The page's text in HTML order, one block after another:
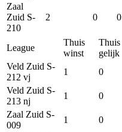
Zaal
Zuid S-
210
2 0 0
League
Thuis
winst
Thuis
gelijk
Veld Zuid S-
212 vj
1 0
Veld Zuid S-
213 nj
1 0
Zaal Zuid S-
009
1 0